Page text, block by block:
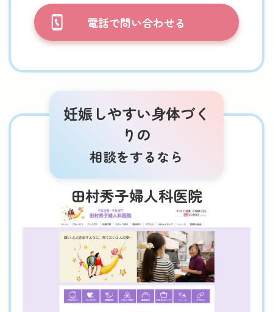
電話で問い合わせる
妊娠しやすい身体づく
りの
相談をするなら
田村秀子婦人科医院